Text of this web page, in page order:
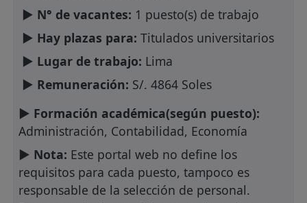
► N° de vacantes: 1 puesto(s) de trabajo
► Hay plazas para: Titulados universitarios
► Lugar de trabajo: Lima
► Remuneración: S/. 4864 Soles
► Formación académica(según puesto):
Administración, Contabilidad, Economía
► Nota: Este portal web no define los
requisitos para cada puesto, tampoco es
responsable de la selección de personal.